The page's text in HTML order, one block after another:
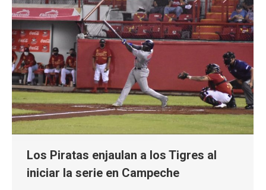
Los Piratas enjaulan a los Tigres al
iniciar la serie en Campeche